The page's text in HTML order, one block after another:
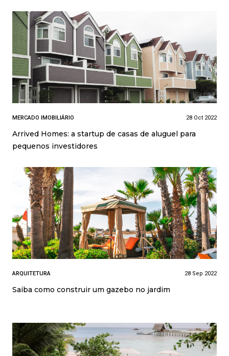
MERCADO IMOBILIÁRIO 28 Oct 2022
Arrived Homes: a startup de casas de aluguel para
pequenos investidores
ARQUITETURA 28 Sep 2022
Saiba como construir um gazebo no jardim